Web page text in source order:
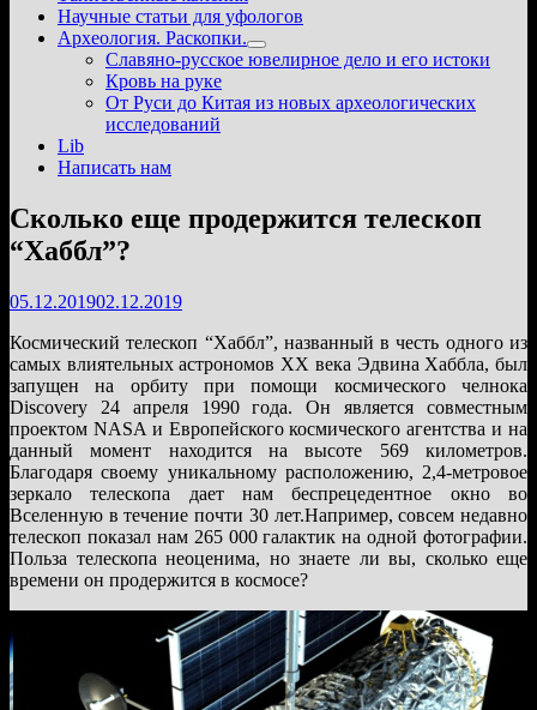
Научные статьи для уфологов
Археология. Раскопки.
Показать
подменю
Славяно-русское ювелирное дело и его истоки
Кровь на руке
От Руси до Китая из новых археологических
исследований
Lib
Написать нам
Сколько еще продержится телескоп
“Хаббл”?
05.12.201902.12.2019
Космический телескоп “Хаббл”, названный в честь одного из
самых влиятельных астрономов XX века Эдвина Хаббла, был
запущен на орбиту при помощи космического челнока
Discovery 24 апреля 1990 года. Он является совместным
проектом NASA и Европейского космического агентства и на
данный момент находится на высоте 569 километров.
Благодаря своему уникальному расположению, 2,4-метровое
зеркало телескопа дает нам беспрецедентное окно во
Вселенную в течение почти 30 лет.Например, совсем недавно
телескоп показал нам 265 000 галактик на одной фотографии.
Польза телескопа неоценима, но знаете ли вы, сколько еще
времени он продержится в космосе?